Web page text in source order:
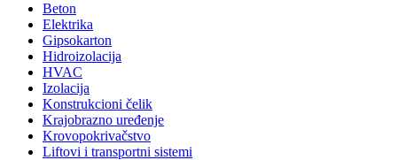
Beton
Elektrika
Gipsokarton
Hidroizolacija
HVAC
Izolacija
Konstrukcioni čelik
Krajobrazno uređenje
Krovopokrivačstvo
Liftovi i transportni sistemi